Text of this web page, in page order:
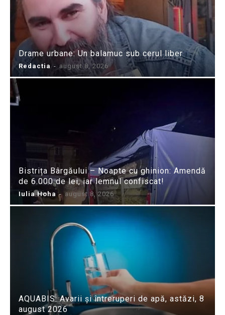
Drame urbane: Un balamuc sub cerul liber
Redactia - august 8, 2026
Bistrița Bârgăului – Noapte cu ghinion: Amendă
de 6.000 de lei, iar lemnul confiscat!
Iulia Hoha - august 8, 2026
AQUABIS: Avarii și întreruperi de apă, astăzi, 8
august 2026